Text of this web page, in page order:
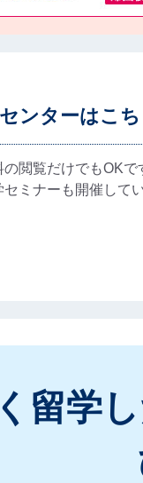
ンターはこ
閲覧だけでもOKで
ミナーも開催して
留学